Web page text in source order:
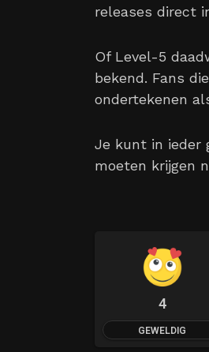
releases direct
Of Level-5
bekend. Fans
ondertekenen
Je kunt in ieder
moeten krijgen
4
GEWELDIG